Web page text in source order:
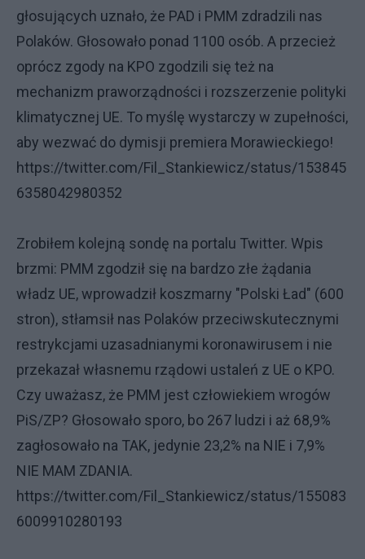
głosujących uznało, że PAD i PMM zdradzili nas
Polaków. Głosowało ponad 1100 osób. A przecież
oprócz zgody na KPO zgodzili się też na
mechanizm praworządności i rozszerzenie polityki
klimatycznej UE. To myślę wystarczy w zupełności,
aby wezwać do dymisji premiera Morawieckiego!
https://twitter.com/Fil_Stankiewicz/status/153845
6358042980352
Zrobiłem kolejną sondę na portalu Twitter. Wpis
brzmi: PMM zgodził się na bardzo złe żądania
władz UE, wprowadził koszmarny "Polski Ład" (600
stron), stłamsił nas Polaków przeciwskutecznymi
restrykcjami uzasadnianymi koronawirusem i nie
przekazał własnemu rządowi ustaleń z UE o KPO.
Czy uważasz, że PMM jest człowiekiem wrogów
PiS/ZP? Głosowało sporo, bo 267 ludzi i aż 68,9%
zagłosowało na TAK, jedynie 23,2% na NIE i 7,9%
NIE MAM ZDANIA.
https://twitter.com/Fil_Stankiewicz/status/155083
6009910280193